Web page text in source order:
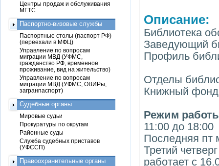
Описание:
Библиотека
Заведующий
Профиль
Отделы
Книжный фонд
Режим
11:00 до 18:00
Последняя пт
Третий
работает с
Центры продаж и обслуживания
МГТС
Паспортно-визовые службы
Паспортные столы (паспорт РФ)
(переехали в МФЦ)
Управление по вопросам
миграции МВД (УФМС,
гражданство РФ, временное
проживание, вид на жительство)
Управление по вопросам
миграции МВД (УФМС, ОВИРы,
загранпаспорт)
Судебные органы
Мировые судьи
Прокуратуры по округам
Районные суды
Служба судебных приставов
(УФССП)
Правоохранительные органы